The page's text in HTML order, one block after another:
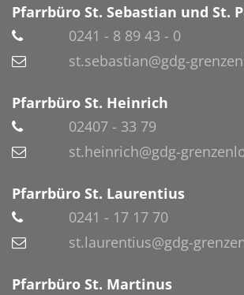
Pfarrbüro St. Sebastian und St.
0241 - 8 89 43 - 0
st.sebastian@gdg-
Pfarrbüro St. Heinrich
02407 - 33 79
st.heinrich@gdg-
Pfarrbüro St. Laurentius
0241 - 17 17 70
st.laurentius@gdg-
Pfarrbüro St. Martinus